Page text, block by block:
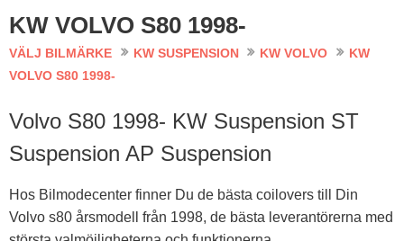
KW VOLVO S80 1998-
VÄLJ BILMÄRKE KW SUSPENSION KW VOLVO
KW
VOLVO S80 1998-
Volvo S80 1998- KW Suspension ST
Suspension AP Suspension
Hos Bilmodecenter finner Du de bästa coilovers till Din
Volvo s80 årsmodell från 1998, de bästa leverantörerna med